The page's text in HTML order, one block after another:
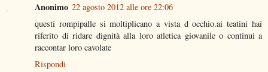
Anonimo 22 agosto 2012 alle ore 22:06
questi rompipalle si moltiplicano a vista d occhio.ai teatini hai
riferito di ridare dignità alla loro atletica giovanile o continui a
raccontar loro cavolate
Rispondi